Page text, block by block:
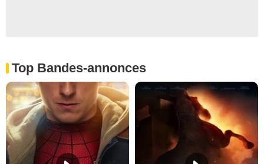
Top Bandes-annonces